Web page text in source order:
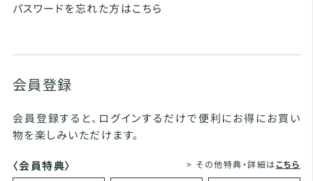
パスワードを忘れた方はこちら
会員登録
会員登録すると、ログインするだけで便利にお得にお買い
物を楽しみいただけます。
〈会員特典〉 > その他特典・詳細はこちら